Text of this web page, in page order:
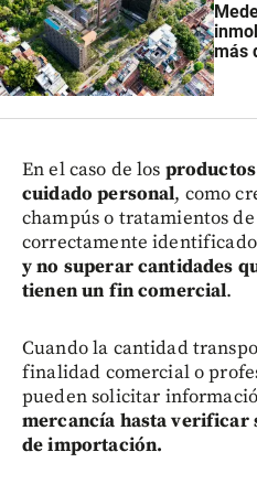
más
En el caso de los
cuidado personal, como
champús o tratamientos
correctamente
y no superar cantidades
tienen un fin comercial.
Cuando la cantidad
finalidad comercial o
pueden solicitar
mercancía hasta verificar
de importación.